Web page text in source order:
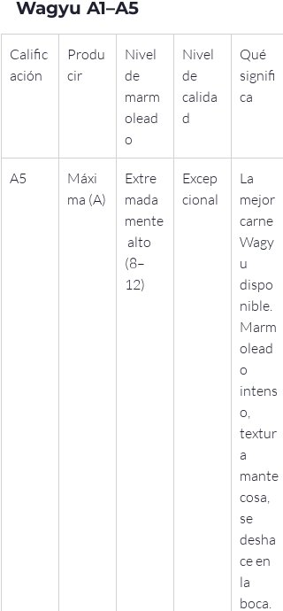
Wagyu A1–A5
Calific
ación
Produ
cir
Nivel
de
marm
olead
o
Nivel
de
calida
d
Qué
signifi
ca
A5
Máxi
ma (A)
Extre
mada
mente
alto
(8–
12)
Excep
cional
La
mejor
carne
Wagy
u
dispo
nible.
Marm
olead
o
intens
o,
textur
a
mante
cosa,
se
desha
ce en
la
boca.